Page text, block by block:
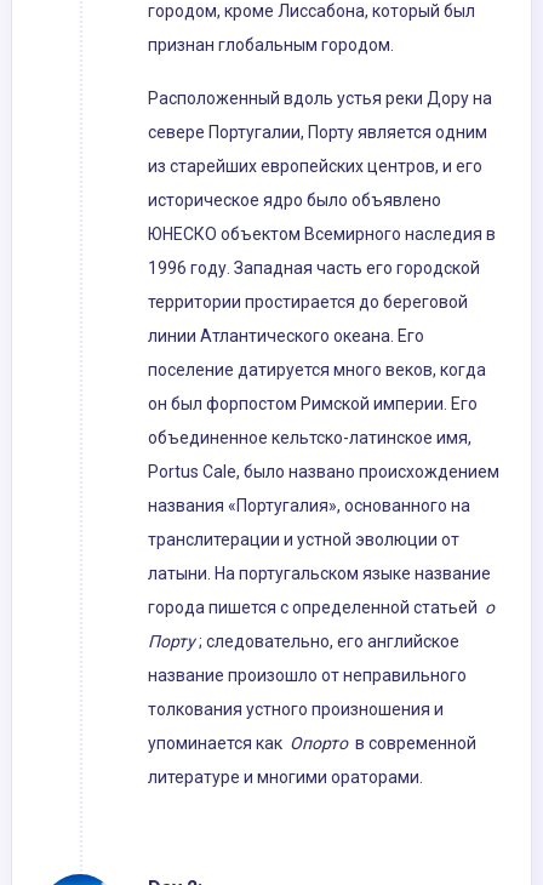
городом, кроме Лиссабона, который был
признан глобальным городом.
Расположенный вдоль устья реки Дору на
севере Португалии, Порту является одним
из старейших европейских центров, и его
историческое ядро ​​было объявлено
ЮНЕСКО объектом Всемирного наследия в
1996 году. Западная часть его городской
территории простирается до береговой
линии Атлантического океана. Его
поселение датируется много веков, когда
он был форпостом Римской империи. Его
объединенное кельтско-латинское имя,
Portus Cale, было названо происхождением
названия «Португалия», основанного на
транслитерации и устной эволюции от
латыни. На португальском языке название
города пишется с определенной статьей о
Порту; следовательно, его английское
название произошло от неправильного
толкования устного произношения и
упоминается как Опортов современной
литературе и многими ораторами.